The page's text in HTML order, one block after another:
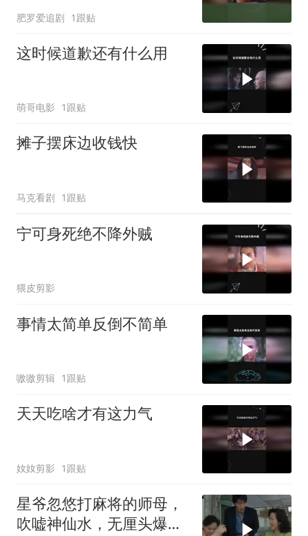
肥罗爱追剧 1跟贴
这时候道歉还有什么用
萌哥电影 1跟贴
摊子摆床边收钱快
马克看剧 1跟贴
宁可身死绝不降外贼
猥皮剪影
事情太简单反倒不简单
嗷嗷剪辑 1跟贴
天天吃啥才有这力气
奻奻剪影 1跟贴
星爷忽悠打麻将的师母，
吹嘘神仙水，无厘头爆笑